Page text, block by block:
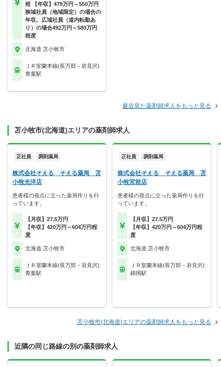
程 【年収】479万円～550万円
狭域社員（地域限定）の場合の
年収。広域社員（道内転勤あ
り）の場合492万円～580万円
程度
北海道 苫小牧市
ＪＲ室蘭本線(長万部－岩見沢)
青葉駅
最近見た薬剤師求人をもっと見る
苫小牧市(北海道)エリアの薬剤師求人
正社員 調剤薬局
株式会社そえる そえる薬局 苫
小牧光洋店
患者様の視点に立った薬局作りを行
っています。
【月収】27.5万円
【年収】420万円～604万円程
度
北海道 苫小牧市
ＪＲ室蘭本線(長万部－岩見沢)
青葉駅
正社員 調剤薬局
株式会社そえる そえる薬局 苫
小牧宮前店
患者様の視点に立った薬局作りを行
っています。
【月収】27.5万円
【年収】420万円～604万円程
度
北海道 苫小牧市
ＪＲ室蘭本線(長万部－岩見沢)
錦岡駅
苫小牧市(北海道)エリアの薬剤師求人をもっと見る
近隣の同じ路線の別の薬剤師求人